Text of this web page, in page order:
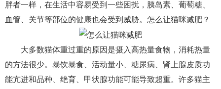
爱情诗句 狮子座男生 爱情歌曲 爱情图片
巨蟹座男生 爱情电影
不和 金牛座男生 白羊座男生 吵架
财产分割 外遇 分手 第三者 心态
胖者一样，在生活中容易受到一些困扰，胰岛素、葡萄糖、
血管、关节等部位的健康也会受到威胁。怎么让猫咪减肥？
大多数猫体重过重的原因是摄入高热量食物，消耗热量
的方法很少。暴饮暴食、活动量小、糖尿病、肾上腺皮质功
能亢进和品种、绝育、甲状腺功能可能导致超重。许多猫主